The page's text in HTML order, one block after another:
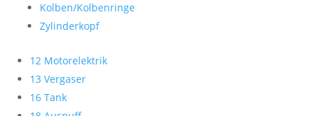
Kolben/Kolbenringe
Zylinderkopf
12 Motorelektrik
13 Vergaser
16 Tank